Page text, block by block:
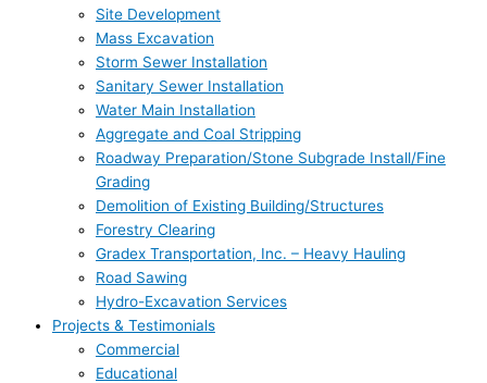
Site Development
Mass Excavation
Storm Sewer Installation
Sanitary Sewer Installation
Water Main Installation
Aggregate and Coal Stripping
Roadway Preparation/Stone Subgrade Install/Fine
Grading
Demolition of Existing Building/Structures
Forestry Clearing
Gradex Transportation, Inc. – Heavy Hauling
Road Sawing
Hydro-Excavation Services
Projects & Testimonials
Commercial
Educational